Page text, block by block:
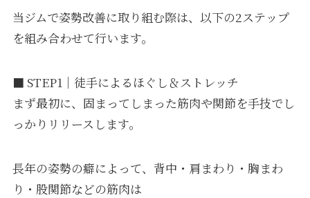
当ジムで姿勢改善に取り組む際は、以下の2ステップ
を組み合わせて行います。
■ STEP1｜徒手によるほぐし＆ストレッチ
まず最初に、固まってしまった筋肉や関節を手技でし
っかりリリースします。
長年の姿勢の癖によって、背中・肩まわり・胸まわ
り・股関節などの筋肉は